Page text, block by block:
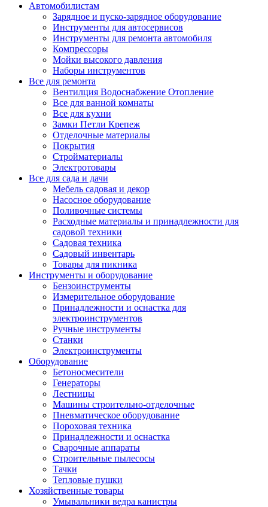
Автомобилистам
Зарядное и пуско-зарядное оборудование
Инструменты для автосервисов
Инструменты для ремонта автомобиля
Компрессоры
Мойки высокого давления
Наборы инструментов
Все для ремонта
Вентилция Водоснабжение Отопление
Все для ванной комнаты
Все для кухни
Замки Петли Крепеж
Отделочные материалы
Покрытия
Стройматериалы
Электротовары
Все для сада и дачи
Мебель садовая и декор
Насосное оборудование
Поливочные системы
Расходные материалы и принадлежности для
садовой техники
Садовая техника
Садовый инвентарь
Товары для пикника
Инструменты и оборудование
Бензоинструменты
Измерительное оборудование
Принадлежности и оснастка для
электроинструментов
Ручные инструменты
Станки
Электроинструменты
Оборудование
Бетоносмесители
Генераторы
Лестницы
Машины строительно-отделочные
Пневматическое оборудование
Пороховая техника
Принадлежности и оснастка
Сварочные аппараты
Строительные пылесосы
Тачки
Тепловые пушки
Хозяйственные товары
Умывальники ведра канистры